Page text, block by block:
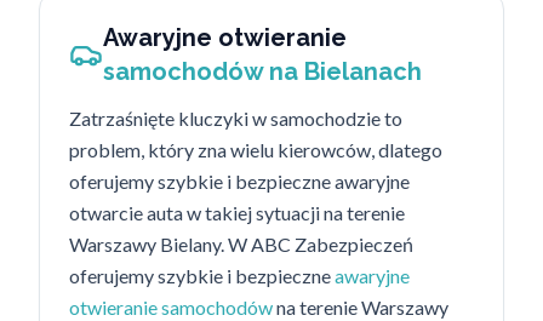
Awaryjne otwieranie
samochodów na Bielanach
Zatrzaśnięte kluczyki w samochodzie to
problem, który zna wielu kierowców, dlatego
oferujemy szybkie i bezpieczne awaryjne
otwarcie auta w takiej sytuacji na terenie
Warszawy Bielany. W ABC Zabezpieczeń
oferujemy szybkie i bezpieczneawaryjne
otwieranie samochodówna terenie Warszawy